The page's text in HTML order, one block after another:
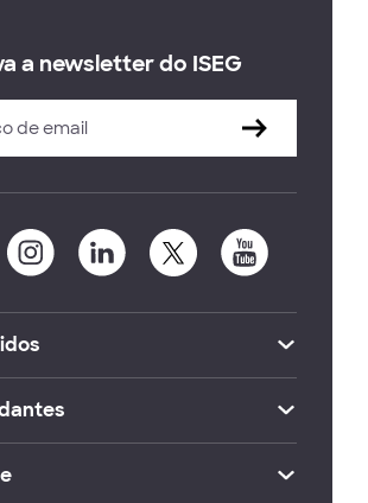
a newsletter do ISEG